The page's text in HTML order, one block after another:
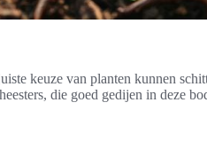
keuze van planten kunnen
die goed gedijen in deze